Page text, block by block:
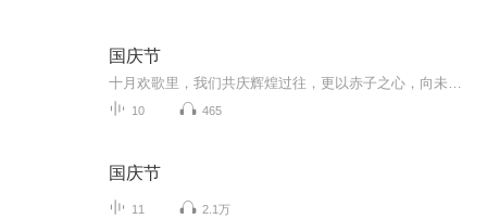
国庆节
10 465
国庆节
11 2.1万